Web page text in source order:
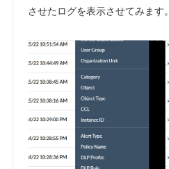
させたログを表示させてみます。